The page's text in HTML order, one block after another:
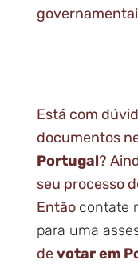
Está com
documentos
Portugal?
seu processo
Então contate
para uma
devotar em